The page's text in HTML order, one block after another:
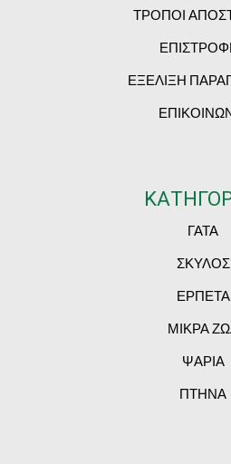
ΤΡΟΠΟΙ
ΕΞΕΛΙΞΗ
ΓΑΤΑ
ΣΚΥΛΟΣ
ΕΡΠΕΤΑ
ΜΙΚΡΑ
ΨΑΡΙΑ
ΠΤΗΝΑ